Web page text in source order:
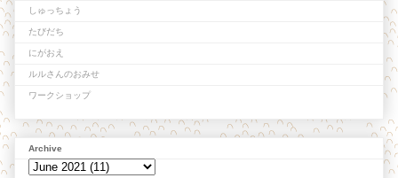
しゅっちょう
たびだち
にがおえ
ルルさんのおみせ
ワークショップ
Archive